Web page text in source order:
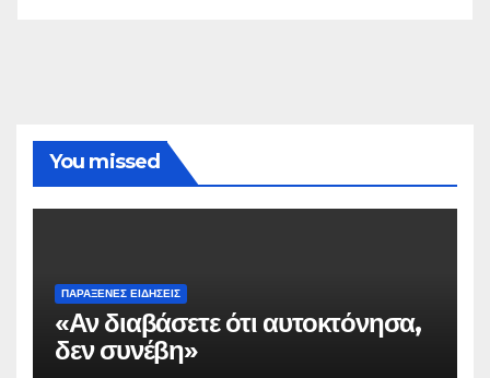
You missed
ΠΑΡΆΞΕΝΕΣ ΕΙΔΉΣΕΙΣ
«Αν διαβάσετε ότι αυτοκτόνησα,
δεν συνέβη»